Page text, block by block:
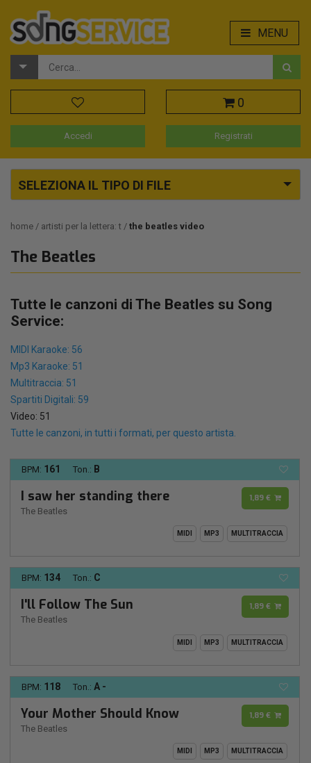
MENU
0
Accedi Registrati
SELEZIONA IL TIPO DI FILE
home artisti per la lettera: t the beatles video
The Beatles
Tutte le canzoni di The Beatles su Song
Service:
MIDI Karaoke: 56
Mp3 Karaoke: 51
Multitraccia: 51
Spartiti Digitali: 59
Video: 51
Tutte le canzoni, in tutti i formati, per questo artista.
BPM: 161 Ton.: B
I saw her standing there
The Beatles
1,89 €
MIDI MP3 MULTITRACCIA
BPM: 134 Ton.: C
I'll Follow The Sun
The Beatles
1,89 €
MIDI MP3 MULTITRACCIA
BPM: 118 Ton.: A -
Your Mother Should Know
The Beatles
1,89 €
MIDI MP3 MULTITRACCIA